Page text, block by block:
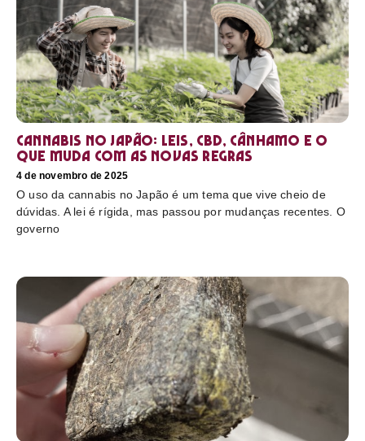
Cannabis no Japão: leis, CBD, cânhamo e o
que muda com as novas regras
4 de novembro de 2025
O uso da cannabis no Japão é um tema que vive cheio de
dúvidas. A lei é rígida, mas passou por mudanças recentes. O
governo